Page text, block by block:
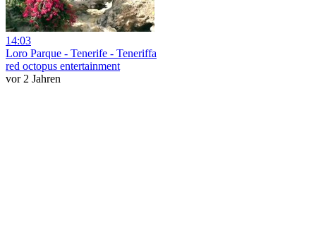
14:03
Loro Parque - Tenerife - Teneriffa
red octopus entertainment
vor 2 Jahren